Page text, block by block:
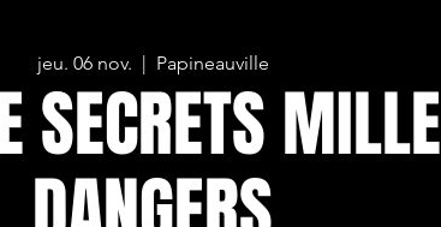
jeu. 06 nov. Papineauville
SECRETS MILLE